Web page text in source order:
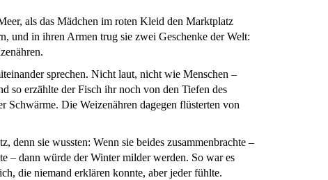
als das Mädchen im roten Kleid den Marktplatz
und in ihren Armen trug sie zwei Geschenke der Welt:
sprechen. Nicht laut, nicht wie Menschen –
so erzählte der Fisch ihr noch von den Tiefen des
Schwärme. Die Weizenähren dagegen flüsterten von
denn sie wussten: Wenn sie beides zusammenbrachte –
– dann würde der Winter milder werden. So war es
die niemand erklären konnte, aber jeder fühlte.